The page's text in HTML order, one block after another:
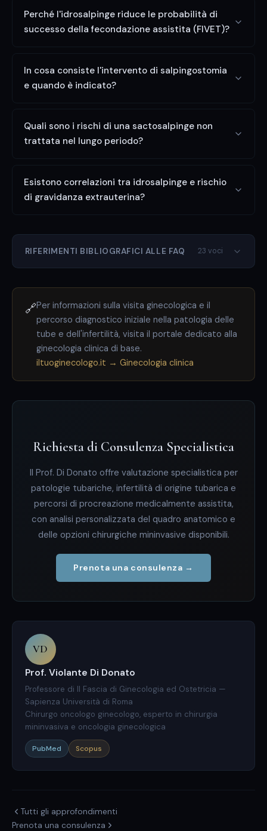
Perché l'idrosalpinge riduce le probabilità di
successo della fecondazione assistita (FIVET)?
In cosa consiste l'intervento di salpingostomia
e quando è indicato?
Quali sono i rischi di una sactosalpinge non
trattata nel lungo periodo?
Esistono correlazioni tra idrosalpinge e rischio
di gravidanza extrauterina?
RIFERIMENTI BIBLIOGRAFICI ALLE FAQ 23 voci
🔗Per informazioni sulla visita ginecologica e il
percorso diagnostico iniziale nella patologia delle
tube e dell'infertilità, visita il portale dedicato alla
ginecologia clinica di base.
iltuoginecologo.it → Ginecologia clinica
Richiesta di Consulenza Specialistica
Il Prof. Di Donato offre valutazione specialistica per
patologie tubariche, infertilità di origine tubarica e
percorsi di procreazione medicalmente assistita,
con analisi personalizzata del quadro anatomico e
delle opzioni chirurgiche mininvasive disponibili.
Prenota una consulenza →
VD
Prof. Violante Di Donato
Professore di II Fascia di Ginecologia ed Ostetricia —
Sapienza Università di Roma
Chirurgo oncologo ginecologo, esperto in chirurgia
mininvasiva e oncologia ginecologica
PubMed Scopus
Tutti gli approfondimenti
Prenota una consulenza